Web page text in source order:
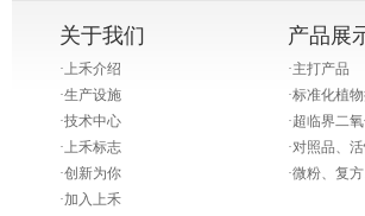
关于我们
·上禾介绍
·生产设施
·技术中心
·上禾标志
·创新为你
·加入上禾
产品展
·主打产品
·标准化植
·超临界二
·对照品、
·微粉、复